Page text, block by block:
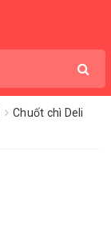
Chuốt chì Deli